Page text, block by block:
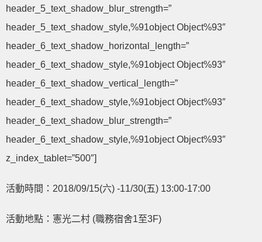
header_5_text_shadow_blur_strength=”
header_5_text_shadow_style,%91object Object%93″
header_6_text_shadow_horizontal_length=”
header_6_text_shadow_style,%91object Object%93″
header_6_text_shadow_vertical_length=”
header_6_text_shadow_style,%91object Object%93″
header_6_text_shadow_blur_strength=”
header_6_text_shadow_style,%91object Object%93″
z_index_tablet=”500″]
活動時間：2018/09/15(六) -11/30(五) 13:00-17:00
活動地點：憲光二村 (職務宿舍1至3F)